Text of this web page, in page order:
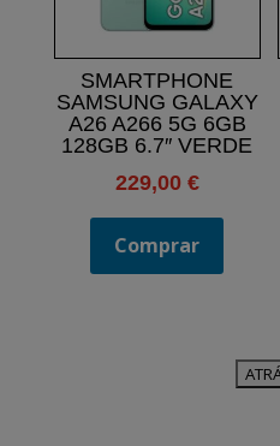
SMARTPHONE
SAMSUNG GALAXY
A26 A266 5G 6GB
128GB 6.7″ VERDE
229,00 €
Comprar